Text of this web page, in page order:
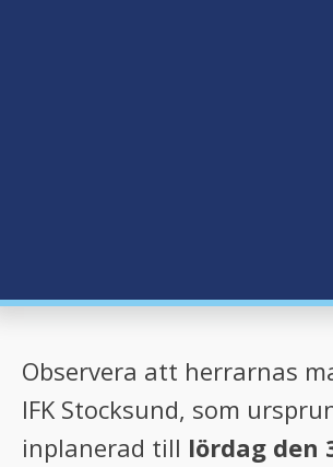
Observera att herrarnas
IFK Stocksund, som
inplanerad till lördag den